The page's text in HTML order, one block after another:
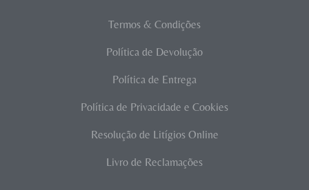
Termos & Condições
Política de Devolução
Política de Entrega
Política de Privacidade e Cookies
Resolução de Litígios Online
Livro de Reclamações